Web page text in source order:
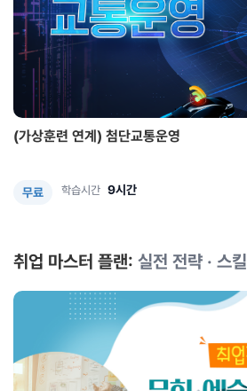
(가상훈련 연계) 첨단교통운영
무료 학습시간 9시간
취업 마스터 플랜: 실전 전략 · 스킬